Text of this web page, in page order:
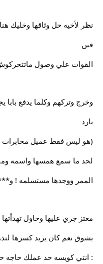
نظر لأخيه حل وثاقها وخليك
فين
القوات علي وصول
وخرج وتركهم وكلما يدفع بابا
بارد
(هو ليس فقط عميل
لحد ما سمع همسها واسمه
الممر ووجدها مستسلمه !
معتز جري عليها وحاول
بشوق نعم كان يريد كسرها
: انتي كويسه حد عملك حاجه